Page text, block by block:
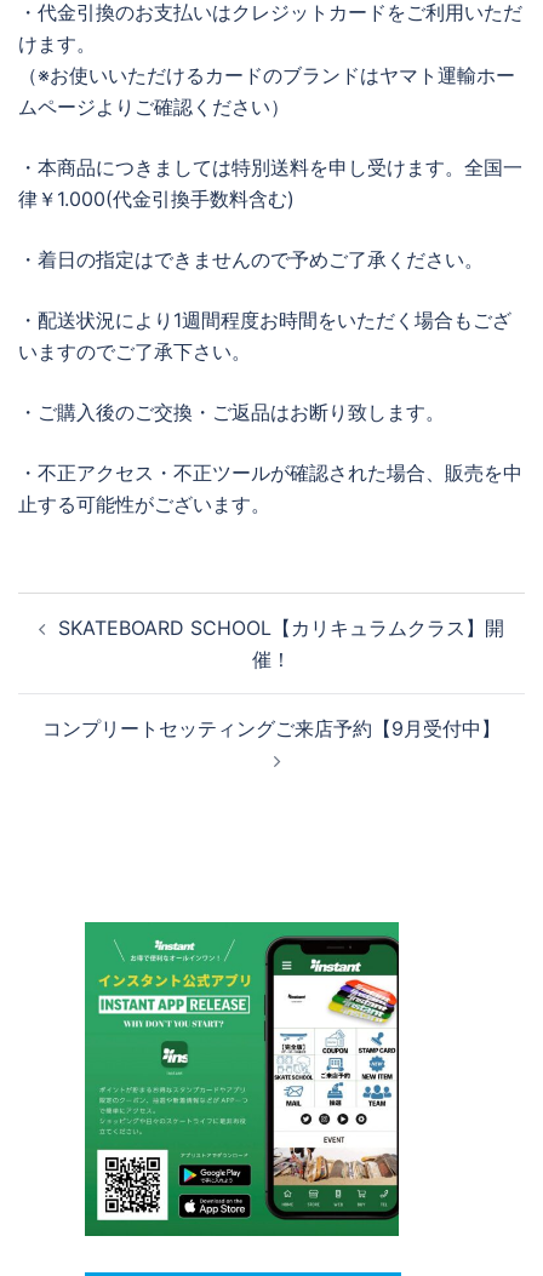
・代金引換のお支払いはクレジットカードをご利用いただ
けます。
（※お使いいただけるカードのブランドはヤマト運輸ホー
ムページよりご確認ください）
・本商品につきましては特別送料を申し受けます。全国一
律￥1.000(代金引換手数料含む)
・着日の指定はできませんので予めご了承ください。
・配送状況により1週間程度お時間をいただく場合もござ
いますのでご了承下さい。
・ご購入後のご交換・ご返品はお断り致します。
・不正アクセス・不正ツールが確認された場合、販売を中
止する可能性がございます。
稿
ゲ
SKATEBOARD SCHOOL【カリキュラムクラス】開
催！
コンプリートセッティングご来店予約【9月受付中】